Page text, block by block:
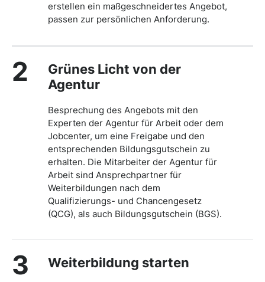
erstellen ein maßgeschneidertes Angebot,
passen zur persönlichen Anforderung.
2
Grünes Licht von der
Agentur
Besprechung des Angebots mit den
Experten der Agentur für Arbeit oder dem
Jobcenter, um eine Freigabe und den
entsprechenden Bildungsgutschein zu
erhalten. Die Mitarbeiter der Agentur für
Arbeit sind Ansprechpartner für
Weiterbildungen nach dem
Qualifizierungs- und Chancengesetz
(QCG), als auch Bildungsgutschein (BGS).
3 Weiterbildung starten